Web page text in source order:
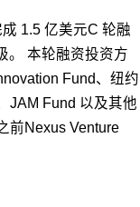
1.5 亿美元C 轮融
。 本轮融资投资方
Fund、纽约
JAM Fund 以及其他
前Nexus Venture